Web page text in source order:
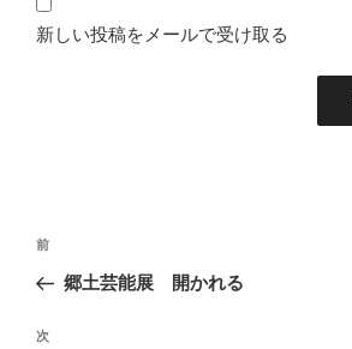
新しい投稿をメールで受け取る
投
ナ
ビ
前
の
稿
前
郷土芸能展 開かれる
次
次